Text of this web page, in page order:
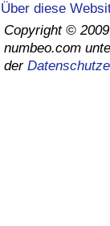
Über diese
Copyright ©
numbeo.com
der
Kriminalitäts-
Kriminalitäts-